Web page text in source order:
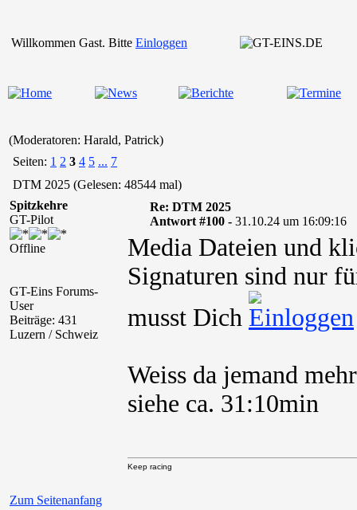
Willkommen Gast. Bitte Einloggen
(Moderatoren: Harald, Patrick)
Seiten: 1 2 3 4 5 ... 7
DTM 2025 (Gelesen: 48544 mal)
Spitzkehre
GT-Pilot
Offline
GT-Eins Forums-
User
Beiträge: 431
Luzern / Schweiz
Re: DTM 2025
Antwort #100 - 31.10.24 um 16:09:16
Media Dateien und
Signaturen sind nur
musst Dich
Weiss da jemand
siehe ca. 31:10min
Zum Seitenanfang
Keep racing